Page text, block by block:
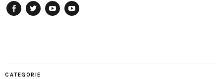
CATEGORIE